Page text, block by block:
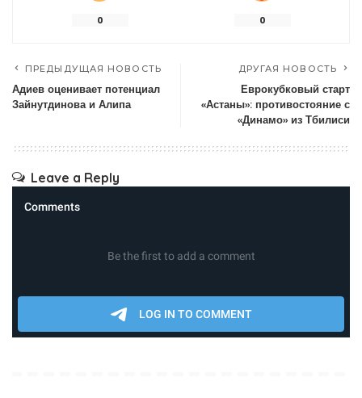
0 0
ПРЕДЫДУЩАЯ НОВОСТЬ
Адиев оценивает потенциал
Зайнутдинова и Алипа
ДРУГАЯ НОВОСТЬ
Еврокубковый старт
«Астаны»: противостояние с
«Динамо» из Тбилиси
Leave a Reply